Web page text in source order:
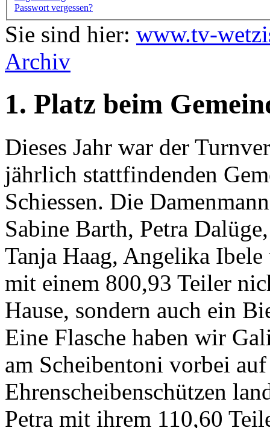
Passwort vergessen?
Sie sind hier: www.tv-
Archiv
1. Platz beim
Dieses Jahr war der
jährlich stattfindenden
Schiessen. Die
Sabine Barth, Petra
Tanja Haag, Angelika
mit einem 800,93 Teiler
Hause, sondern auch ein
Eine Flasche haben wir
am Scheibentoni vorbei
Ehrenscheibenschützen
Petra mit ihrem 110,60